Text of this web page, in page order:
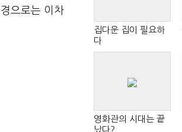
으로는 이차
집다운 집이 필요하
다
영화관의 시대는 끝
났다?